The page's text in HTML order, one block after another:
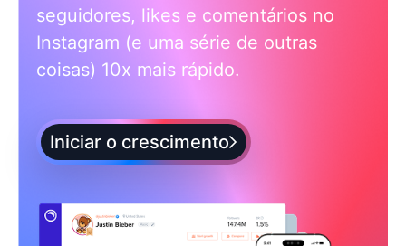
seguidores, likes e comentários no
Instagram (e uma série de outras
coisas) 10x mais rápido.
Iniciar o crescimento